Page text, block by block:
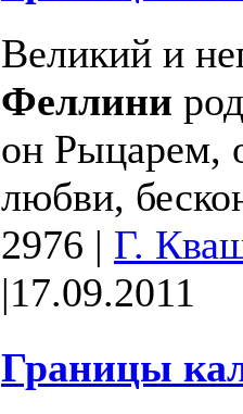
Великий и
Феллини
он Рыцарем,
любви,
2976 | Г.
|17.09.2011
Границы